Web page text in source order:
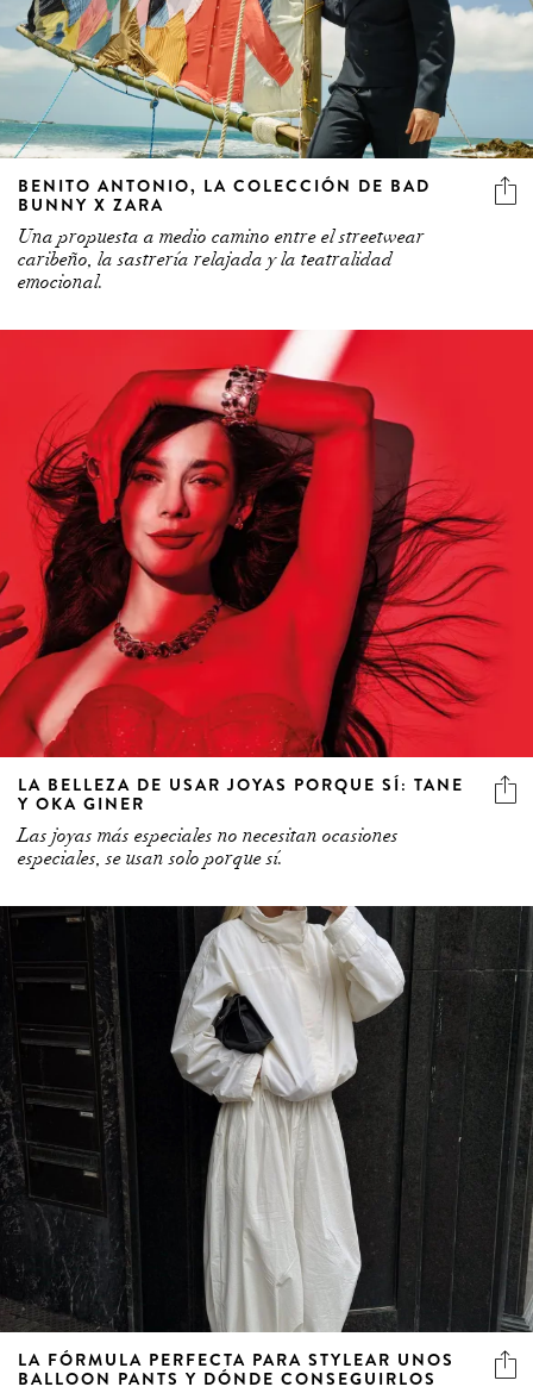
BENITO ANTONIO, LA COLECCIÓN DE BAD
BUNNY X ZARA
Una propuesta a medio camino entre el streetwear
caribeño, la sastrería relajada y la teatralidad
emocional.
LA BELLEZA DE USAR JOYAS PORQUE SÍ: TANE
Y OKA GINER
Las joyas más especiales no necesitan ocasiones
especiales, se usan solo porque sí.
LA FÓRMULA PERFECTA PARA STYLEAR UNOS
BALLOON PANTS Y DÓNDE CONSEGUIRLOS